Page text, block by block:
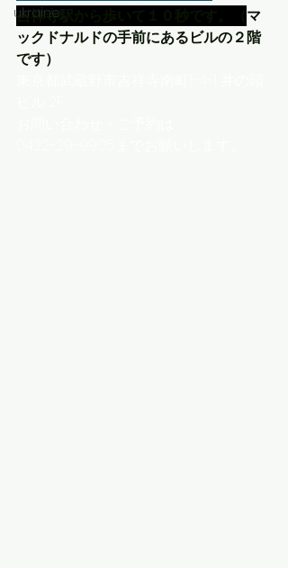
ukraine
吉祥寺駅から歩いて１０秒です。（ マ
ックドナルドの手前にあるビルの２階
です）